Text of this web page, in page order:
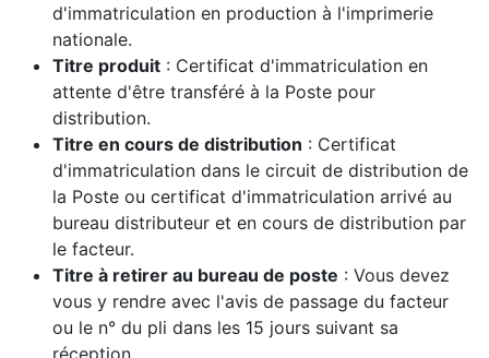
d'immatriculation en production à l'imprimerie
nationale.
Titre produit : Certificat d'immatriculation en
attente d'être transféré à la Poste pour
distribution.
Titre en cours de distribution : Certificat
d'immatriculation dans le circuit de distribution de
la Poste ou certificat d'immatriculation arrivé au
bureau distributeur et en cours de distribution par
le facteur.
Titre à retirer au bureau de poste : Vous devez
vous y rendre avec l'avis de passage du facteur
ou le n° du pli dans les 15 jours suivant sa